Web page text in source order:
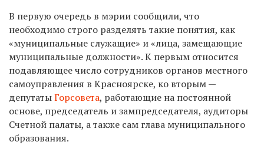
В первую очередь в мэрии сообщили, что
необходимо строго разделять такие понятия, как
«муниципальные служащие» и «лица, замещающие
муниципальные должности». К первым относится
подавляющее число сотрудников органов местного
самоуправления в Красноярске, ко вторым —
депутатыГорсовета, работающие на постоянной
основе, председатель и зампредседателя, аудиторы
Счетной палаты, а также сам глава муниципального
образования.